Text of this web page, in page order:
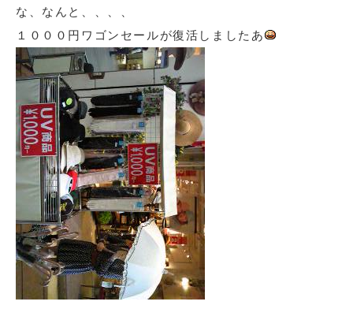
な、なんと、、、、
１０００円ワゴンセールが復活しましたあ